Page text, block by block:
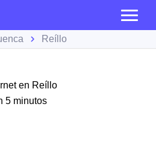
Reíllo
en Reíllo
5 minutos